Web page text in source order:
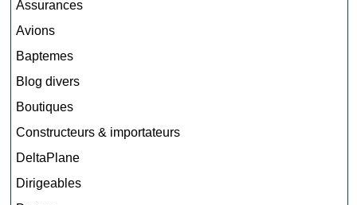
Assurances
Avions
Baptemes
Blog divers
Boutiques
Constructeurs & importateurs
DeltaPlane
Dirigeables